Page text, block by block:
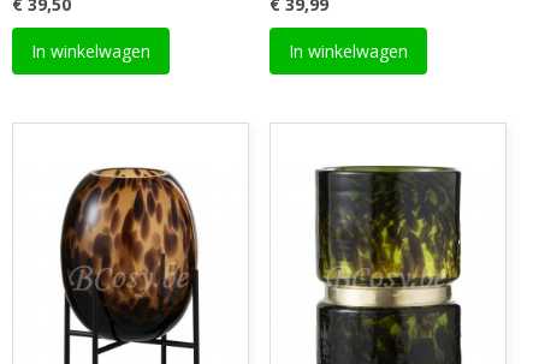
€ 39,50
In winkelwagen
€ 39,99
In winkelwagen